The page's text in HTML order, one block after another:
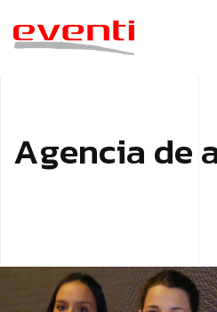
Agencia de